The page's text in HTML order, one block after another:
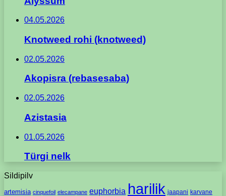
04.05.2026
Knotweed rohi (knotweed)
02.05.2026
Akopisra (rebasesaba)
02.05.2026
Azistasia
01.05.2026
Türgi nelk
Sildipilv
artemisia cinquefoil elecampane euphorbia harilik jaapani karvane